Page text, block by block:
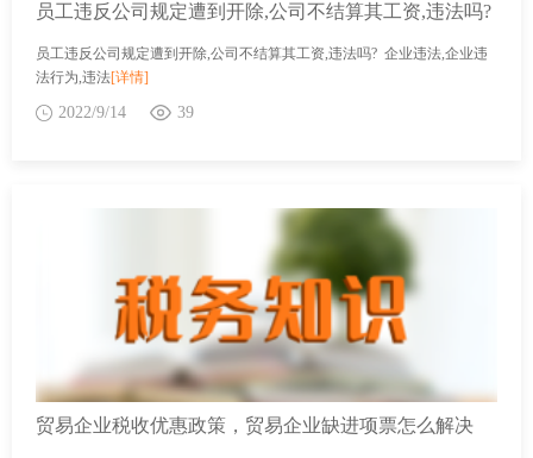
员工违反公司规定遭到开除,公司不结算其工资,违法吗?
员工违反公司规定遭到开除,公司不结算其工资,违法吗? 企业违法,企业违
法行为,违法[详情]
2022/9/14 39
贸易企业税收优惠政策，贸易企业缺进项票怎么解决